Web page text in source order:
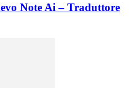
Note Ai – Traduttore